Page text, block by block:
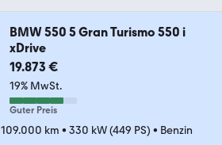
BMW 550 5 Gran Turismo 550 i
xDrive
19.873 €
19% MwSt.
Guter Preis
109.000 km • 330 kW (449 PS) • Benzin